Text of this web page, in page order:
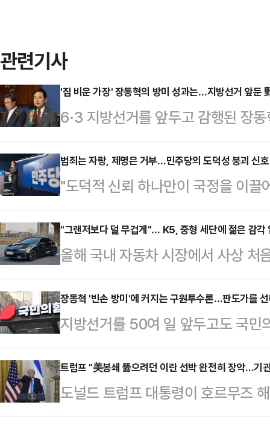
관련기사
'집 비운 가장' 장동혁의 방미 성과는…지방선거 앞둔
6·3 지방선거를 앞두고 감행된 장
에서 거센 역풍을 맞고 있다. '상주
동혁 리더십'이 시험대에 오른 모양
는 8박 10일 방미를 마치고 20일
턴DC로 출국했고, 당초 5박 7일로
17일 미국 공항에서 수속을 밟던
정을 늘려 최종 8박 10일간 방미
범죄는 자랑, 제명은 거부…민주당의 도덕성 붕괴 신
"도덕적 신뢰 하나만이 국정을 이
대통령이 2003년 10월 최측근의
뱉은 말이다. '도덕적 자부심'은 그
런데 지금의 더불어민주당을 보면,
아예 금고 문이 열려 있는 것 같다
약 4000명의 지역 일꾼을 뽑는 선
프닝이 쏟아지고 있다. 도덕성 문
"그랜저보다 덜 무겁게"… K5, 중형 세단에 젊은 감각
올해 국내 자동차 시장에서 사상
60% 시대가 열릴 전망이다. 이런
게중심과 안정적인 승차감을 고집
다. 국민차가 된 그랜저는 너무 흔
'아재' 이미지는 젊은 감각을 유지
기 때문이다.기아 K5는 이런 뻔한
성을 동시에 챙기려는 이들에게 꽤
년형 K5 하…
장동혁 '빈손 방미'에 커지는 구원투수론…판도가를
지방선거를 50여 일 앞두고도 국민
가운데, 장동혁 국민의힘 대표가 사
서 당 안팎에서는 조속한 중앙당 선
당이 이번 선거 국면에서 꺼낼 수
할이 부각되면서 누가 이를 맡느냐
트럼프 "美봉쇄 뚫으려던 이란 선박 완전히 장악…기
도널드 트럼프 대통령이 호르무즈
화물선을 나포했다고 밝혔다.트럼